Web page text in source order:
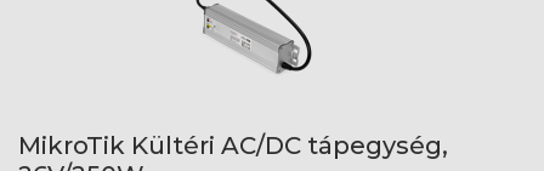
MikroTik Kültéri AC/DC tápegység,